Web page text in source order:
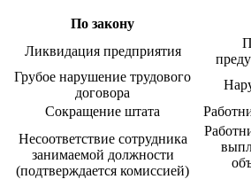
По закону
Ликвидация предприятия
Грубое нарушение трудового
договора
Сокращение штата
Несоответствие сотрудника
занимаемой должности
(подтверждается комиссией)